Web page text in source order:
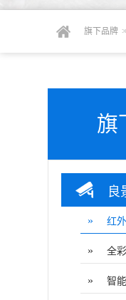
旗下品牌 >
旗
良
» 红
» 全
» 智